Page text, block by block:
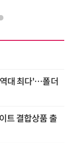
대 최다'…폴더
트 결합상품 출